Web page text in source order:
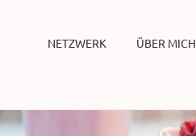
NETZWERK ÜBER MICH